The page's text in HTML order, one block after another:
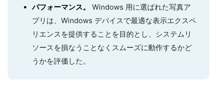
パフォーマンス。
Windows 用に選ばれた写真ア
プリは、Windows デバイスで最適な表示エクスペ
リエンスを提供することを目的とし、システムリ
ソースを損なうことなくスムーズに動作するかど
うかを評価した。